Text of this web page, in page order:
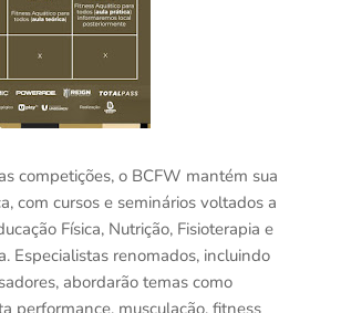
competições, o BCFW mantém sua
com cursos e seminários voltados a
Física, Nutrição, Fisioterapia e
Especialistas renomados, incluindo
abordarão temas como
performance, musculação, fitness